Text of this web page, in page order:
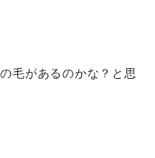
毛があるのかな？と思